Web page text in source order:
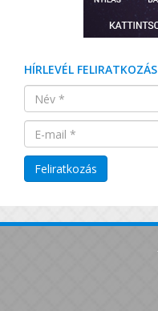
HÍRLEVÉL FELIRATKOZÁS